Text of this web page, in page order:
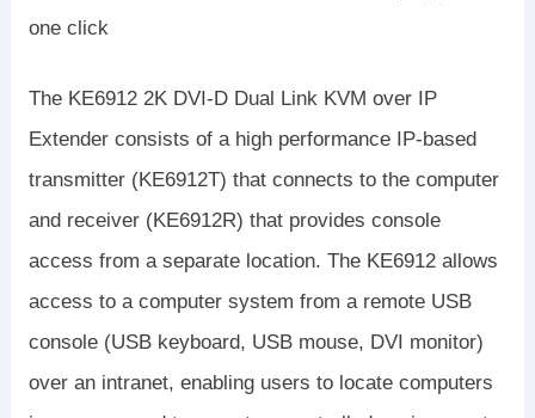
one click
The KE6912 2K DVI-D Dual Link KVM over IP
Extender consists of a high performance IP-based
transmitter (KE6912T) that connects to the computer
and receiver (KE6912R) that provides console
access from a separate location. The KE6912 allows
access to a computer system from a remote USB
console (USB keyboard, USB mouse, DVI monitor)
over an intranet, enabling users to locate computers